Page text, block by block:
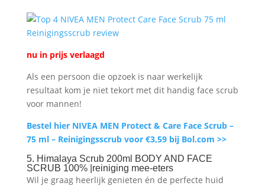
nu in prijs verlaagd
Als een persoon die opzoek is naar werkelijk
resultaat kom je niet tekort met dit handig face scrub
voor mannen!
Bestel hier NIVEA MEN Protect & Care Face Scrub –
75 ml – Reinigingsscrub voor €3,59 bij Bol.com >>
5. Himalaya Scrub 200ml BODY AND FACE
SCRUB 100% |reiniging mee-eters
Wil je graag heerlijk genieten én de perfecte huid